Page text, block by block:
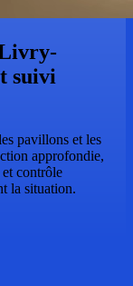
suivi
pavillons et les
approfondie,
contrôle
la situation.